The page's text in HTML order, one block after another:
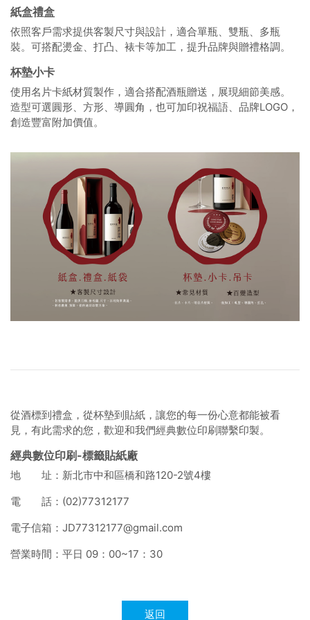
紙盒禮盒
依照客戶需求提供客製尺寸與設計，適合單瓶、雙瓶、多瓶
裝。可搭配燙金、打凸、裱卡等加工，提升品牌與贈禮格調。
杯墊小卡
使用名片卡紙材質製作，適合搭配酒瓶贈送，展現細節美感。
造型可選圓形、方形、導圓角，也可加印祝福語、品牌LOGO，
創造豐富附加價值。
從酒標到禮盒，從杯墊到貼紙，讓您的每一份心意都能被看
見，有此需求的您，歡迎和我們經典數位印刷聯繫印製。
經典數位印刷-標籤貼紙廠
地 址：新北市中和區橋和路120-2號4樓
電 話：(02)77312177
電子信箱：JD77312177@gmail.com
營業時間：平日 09：00~17：30
返回